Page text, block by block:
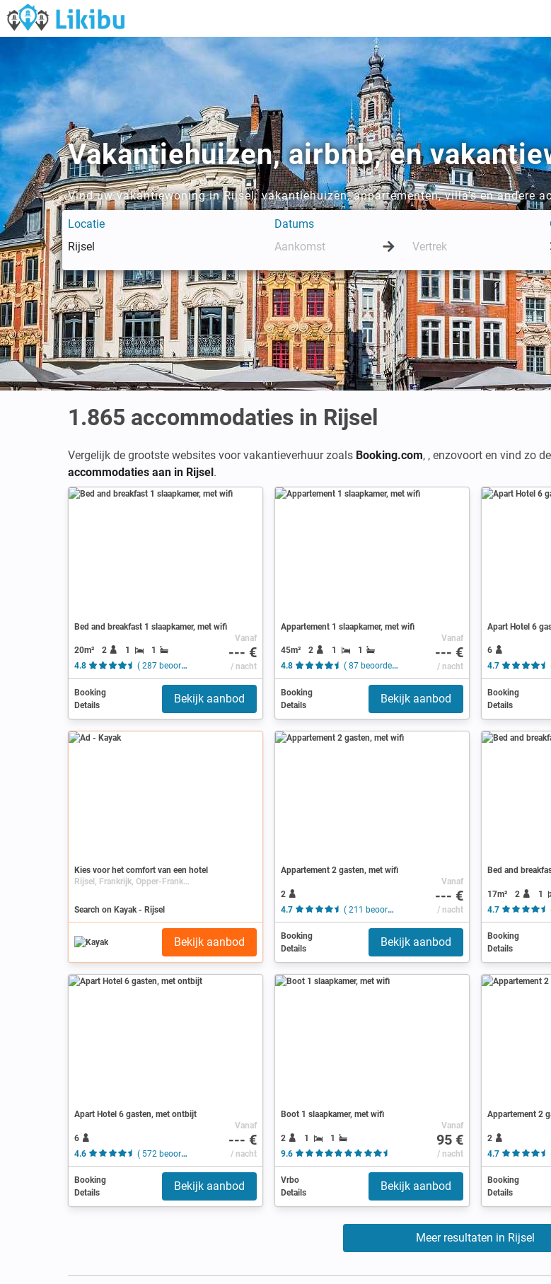
Vakantiehuizen, airbnb, en
Vind uw vakantiewoning in Rijsel: vakantiehuizen, appartementen, villa's en andere
Locatie Datums
1.865 accommodaties in Rijsel
Vergelijk de grootste websites voor vakantieverhuur zoals Booking.com, , enzovoort en vind zo
accommodaties aan in Rijsel.
Bed and breakfast 1 slaapkamer, met wifi
20m² 2 1
1
4.8
( 287 beoordelingen )
Vanaf
--- €
/ nacht
Booking
Details
Bekijk aanbod
Appartement 1 slaapkamer, met wifi
45m² 2 1
1
4.8
( 87 beoordelingen )
Vanaf
--- €
/ nacht
Booking
Details
Bekijk aanbod
Apart Hotel 6
6
4.7
Booking
Details
Ad
Kies voor het comfort van een hotel
Rijsel, Frankrijk, Opper-Frankrijk, Nord-Pas-de-Calais, Nord
Search on Kayak - Rijsel
Bekijk aanbod
Appartement 2 gasten, met wifi
2
4.7
( 211 beoordelingen )
Vanaf
--- €
/ nacht
Booking
Details
Bekijk aanbod
Bed and
17m² 2 1
4.7
Booking
Details
Apart Hotel 6 gasten, met ontbijt
6
4.6
( 572 beoordelingen )
Vanaf
--- €
/ nacht
Booking
Details
Bekijk aanbod
Boot 1 slaapkamer, met wifi
2 1
1
9.6
( 8 beoordelingen )
Vanaf
95 €
/ nacht
Vrbo
Details
Bekijk aanbod
Appartement 2
2
4.7
Booking
Details
Meer resultaten in Rijsel